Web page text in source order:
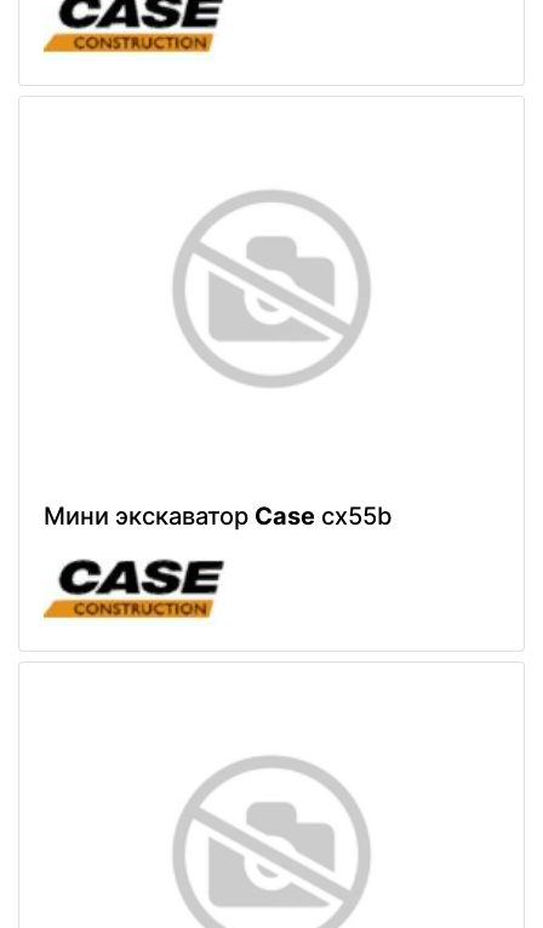
Мини экскаватор Case cx55b